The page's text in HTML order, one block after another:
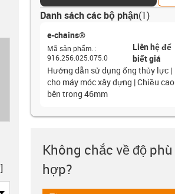
Danh sách các bộ phận(1)
e-chains®
Mã sản phẩm. :
916.256.025.075.0
Liên hệ để
biết giá
Hướng dẫn sử dụng ống thủy lực |
cho máy móc xây dựng | Chiều cao
bên trong 46mm
Không chắc về độ phù
hợp?